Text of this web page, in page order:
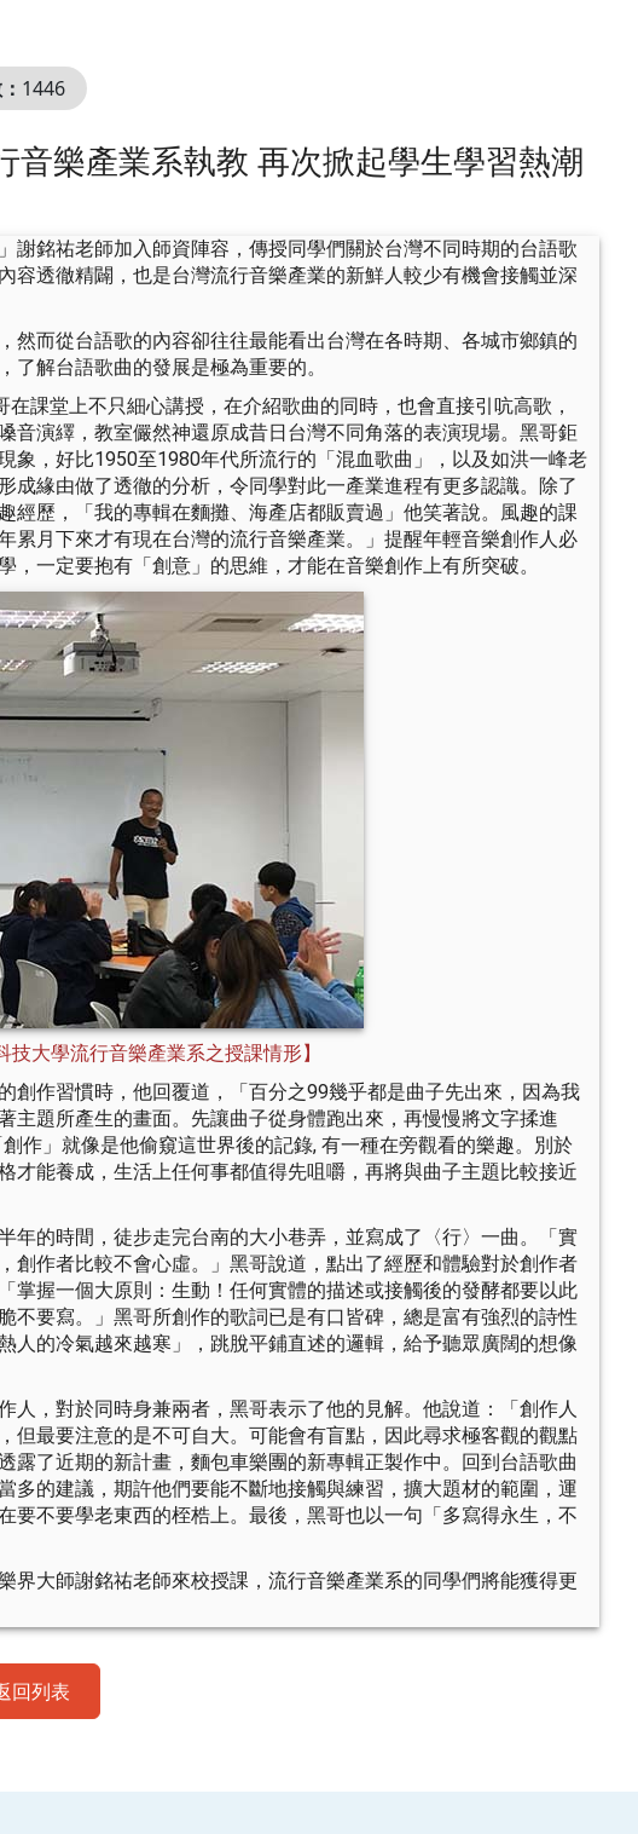
1446
音樂產業系執教 再次掀起學生學習熱潮
銘祐老師加入師資陣容，傳授同學們關於台灣不同時期的台語歌
容透徹精闢，也是台灣流行音樂產業的新鮮人較少有機會接觸並深
而從台語歌的內容卻往往最能看出台灣在各時期、各城市鄉鎮的
解台語歌曲的發展是極為重要的。
課堂上不只細心講授，在介紹歌曲的同時，也會直接引吭高歌，
音演繹，教室儼然神還原成昔日台灣不同角落的表演現場。黑哥鉅
象，好比1950至1980年代所流行的「混血歌曲」，以及如洪一峰老
緣由做了透徹的分析，令同學對此一產業進程有更多認識。除了
歷，「我的專輯在麵攤、海產店都販賣過」他笑著說。風趣的課
累月下來才有現在台灣的流行音樂產業。」提醒年輕音樂創作人必
一定要抱有「創意」的思維，才能在音樂創作上有所突破。
技大學流行音樂產業系之授課情形】
創作習慣時，他回覆道，「百分之99幾乎都是曲子先出來，因為我
題所產生的畫面。先讓曲子從身體跑出來，再慢慢將文字揉進
作」就像是他偷窺這世界後的記錄, 有一種在旁觀看的樂趣。別於
才能養成，生活上任何事都值得先咀嚼，再將與曲子主題比較接近
年的時間，徒步走完台南的大小巷弄，並寫成了〈行〉一曲。「實
創作者比較不會心虛。」黑哥說道，點出了經歷和體驗對於創作者
掌握一個大原則：生動！任何實體的描述或接觸後的發酵都要以此
要寫。」黑哥所創作的歌詞已是有口皆碑，總是富有強烈的詩性
的冷氣越來越寒」，跳脫平鋪直述的邏輯，給予聽眾廣闊的想像
，對於同時身兼兩者，黑哥表示了他的見解。他說道：「創作人
但最要注意的是不可自大。可能會有盲點，因此尋求極客觀的觀點
了近期的新計畫，麵包車樂團的新專輯正製作中。回到台語歌曲
的建議，期許他們要能不斷地接觸與練習，擴大題材的範圍，運
要不要學老東西的桎梏上。最後，黑哥也以一句「多寫得永生，不
大師謝銘祐老師來校授課，流行音樂產業系的同學們將能獲得更
回列表